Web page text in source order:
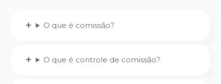
O que é comissão?
O que é controle de comissão?